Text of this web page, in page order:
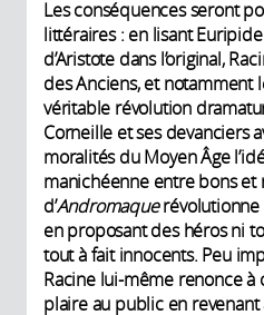
Les conséquences seront
littéraires : en lisant
d’Aristote dans l’original,
des Anciens, et notamment
véritable révolution
Corneille et ses devanciers
moralités du Moyen Âge
manichéenne entre bons et
d’Andromaquerévolutionne
en proposant des héros ni
tout à fait innocents. Peu
Racine lui-même renonce
plaire au public en